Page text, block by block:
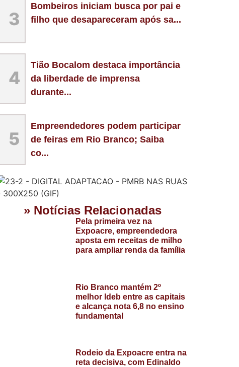
3
Bombeiros iniciam busca por pai e
filho que desapareceram após sa...
4
Tião Bocalom destaca importância
da liberdade de imprensa
durante...
5
Empreendedores podem participar
de feiras em Rio Branco; Saiba
co...
» Notícias Relacionadas
Pela primeira vez na
Expoacre, empreendedora
aposta em receitas de milho
para ampliar renda da família
Rio Branco mantém 2º
melhor Ideb entre as capitais
e alcança nota 6,8 no ensino
fundamental
Rodeio da Expoacre entra na
reta decisiva, com Edinaldo